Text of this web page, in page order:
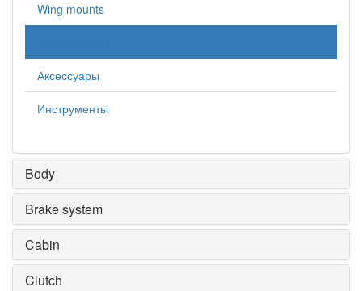
Wing mounts
Аксессуары
Инструменты
Body
Brake system
Cabin
Clutch